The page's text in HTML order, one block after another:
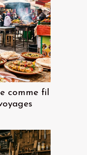
comme fil